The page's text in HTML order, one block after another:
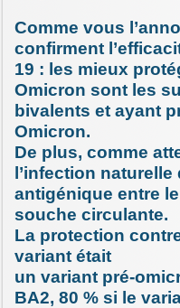
Comme vous
confirment
19 : les mieux
Omicron sont les
bivalents et ayant
Omicron.
De plus, comme
l’infection
antigénique entre
souche circulante.
La protection
variant était
un variant pré-
BA2, 80 % si le